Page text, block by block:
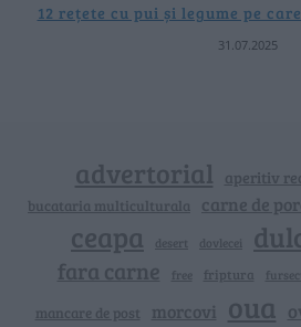
12 rețete cu pui și legume pe
31.07.2025
advertorial aperitiv
bucataria multiculturala carne de
ceapa desert dovlecei
fara carne free friptura
mancare de post morcovi oua